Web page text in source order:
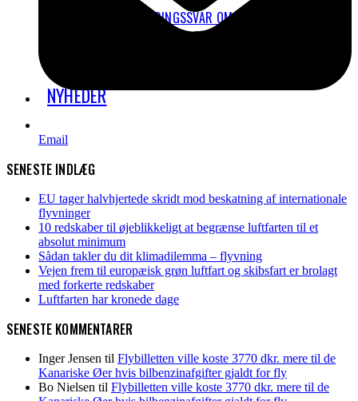
VORES HØRINGSSVAR OM ETS
7 UDBREDTE MYTER OM FLYVNING
NYHEDER
Email
SENESTE INDLÆG
EU tager halvhjertede skridt mod beskatning af internationale
flyvninger
10 redskaber til øjeblikkeligt at begrænse luftfarten til et
absolut minimum
Sådan takler du dit klimadilemma – flyvning
Vejen frem til europæisk grøn luftfart og skibsfart er brolagt
med forkerte redskaber
Luftfarten har kronede dage
SENESTE KOMMENTARER
Inger Jensen til Flybilletten ville koste 3770 dkr. mere til de
Kanariske Øer hvis bilbenzinafgifter gjaldt for fly
Bo Nielsen til Flybilletten ville koste 3770 dkr. mere til de